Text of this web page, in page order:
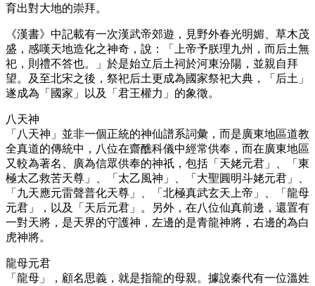
育出對大地的崇拜。
《漢書》中記載有一次漢武帝郊遊，見野外春光明媚、草木茂
盛，感嘆天地造化之神奇，說：「上帝予朕理九州，而后土無
祀，則禮不答也。」於是始立后土祠於河東汾陽，並親自拜
望。及至北宋之後，祭祀后土更成為國家祭祀大典，「后土」
遂成為「國家」以及「君王權力」的象徵。
八天神
「八天神」並非一個正統的神仙譜系詞彙，而是廣東地區道教
全真道的傳統中，八位在齋醮科儀中經常供奉，而在廣東地區
又較為著名、廣為信眾供奉的神祇，包括「天姥元君」、「東
極太乙救苦天尊」、「太乙風神」、「大聖圓明斗姥元君」、
「九天應元雷聲普化天尊」、「北極真武玄天上帝」、「龍母
元君」，以及「天后元君」。另外，在八位仙真前邊，還置有
一對天將，是天界的守護神，左邊的是青龍神將，右邊的為白
虎神將。
龍母元君
「龍母」，顧名思義，就是指龍的母親。據說秦代有一位溫姓